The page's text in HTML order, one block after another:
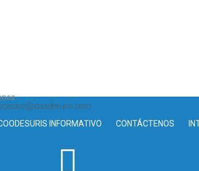
INFORMATIVO CONTÁCTENOS